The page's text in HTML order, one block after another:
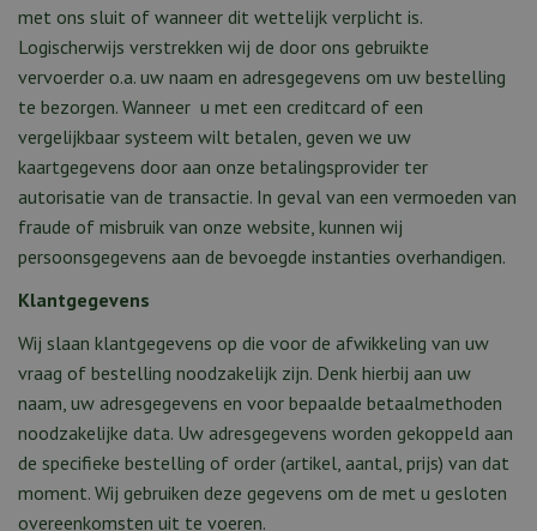
met ons sluit of wanneer dit wettelijk verplicht is.
Logischerwijs verstrekken wij de door ons gebruikte
vervoerder o.a. uw naam en adresgegevens om uw bestelling
te bezorgen. Wanneer u met een creditcard of een
vergelijkbaar systeem wilt betalen, geven we uw
kaartgegevens door aan onze betalingsprovider ter
autorisatie van de transactie. In geval van een vermoeden van
fraude of misbruik van onze website, kunnen wij
persoonsgegevens aan de bevoegde instanties overhandigen.
Klantgegevens
Wij slaan klantgegevens op die voor de afwikkeling van uw
vraag of bestelling noodzakelijk zijn. Denk hierbij aan uw
naam, uw adresgegevens en voor bepaalde betaalmethoden
noodzakelijke data. Uw adresgegevens worden gekoppeld aan
de specifieke bestelling of order (artikel, aantal, prijs) van dat
moment. Wij gebruiken deze gegevens om de met u gesloten
overeenkomsten uit te voeren.